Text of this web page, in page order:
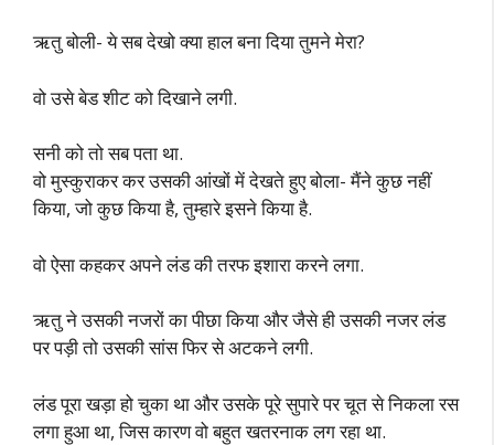
ऋतु बोली- ये सब देखो क्या हाल बना दिया तुमने मेरा?
वो उसे बेड शीट को दिखाने लगी.
सनी को तो सब पता था.
वो मुस्कुराकर कर उसकी आंखों में देखते हुए बोला- मैंने कुछ नहीं
किया, जो कुछ किया है, तुम्हारे इसने किया है.
वो ऐसा कहकर अपने लंड की तरफ इशारा करने लगा.
ऋतु ने उसकी नजरों का पीछा किया और जैसे ही उसकी नजर लंड
पर पड़ी तो उसकी सांस फिर से अटकने लगी.
लंड पूरा खड़ा हो चुका था और उसके पूरे सुपारे पर चूत से निकला रस
लगा हुआ था, जिस कारण वो बहुत खतरनाक लग रहा था.